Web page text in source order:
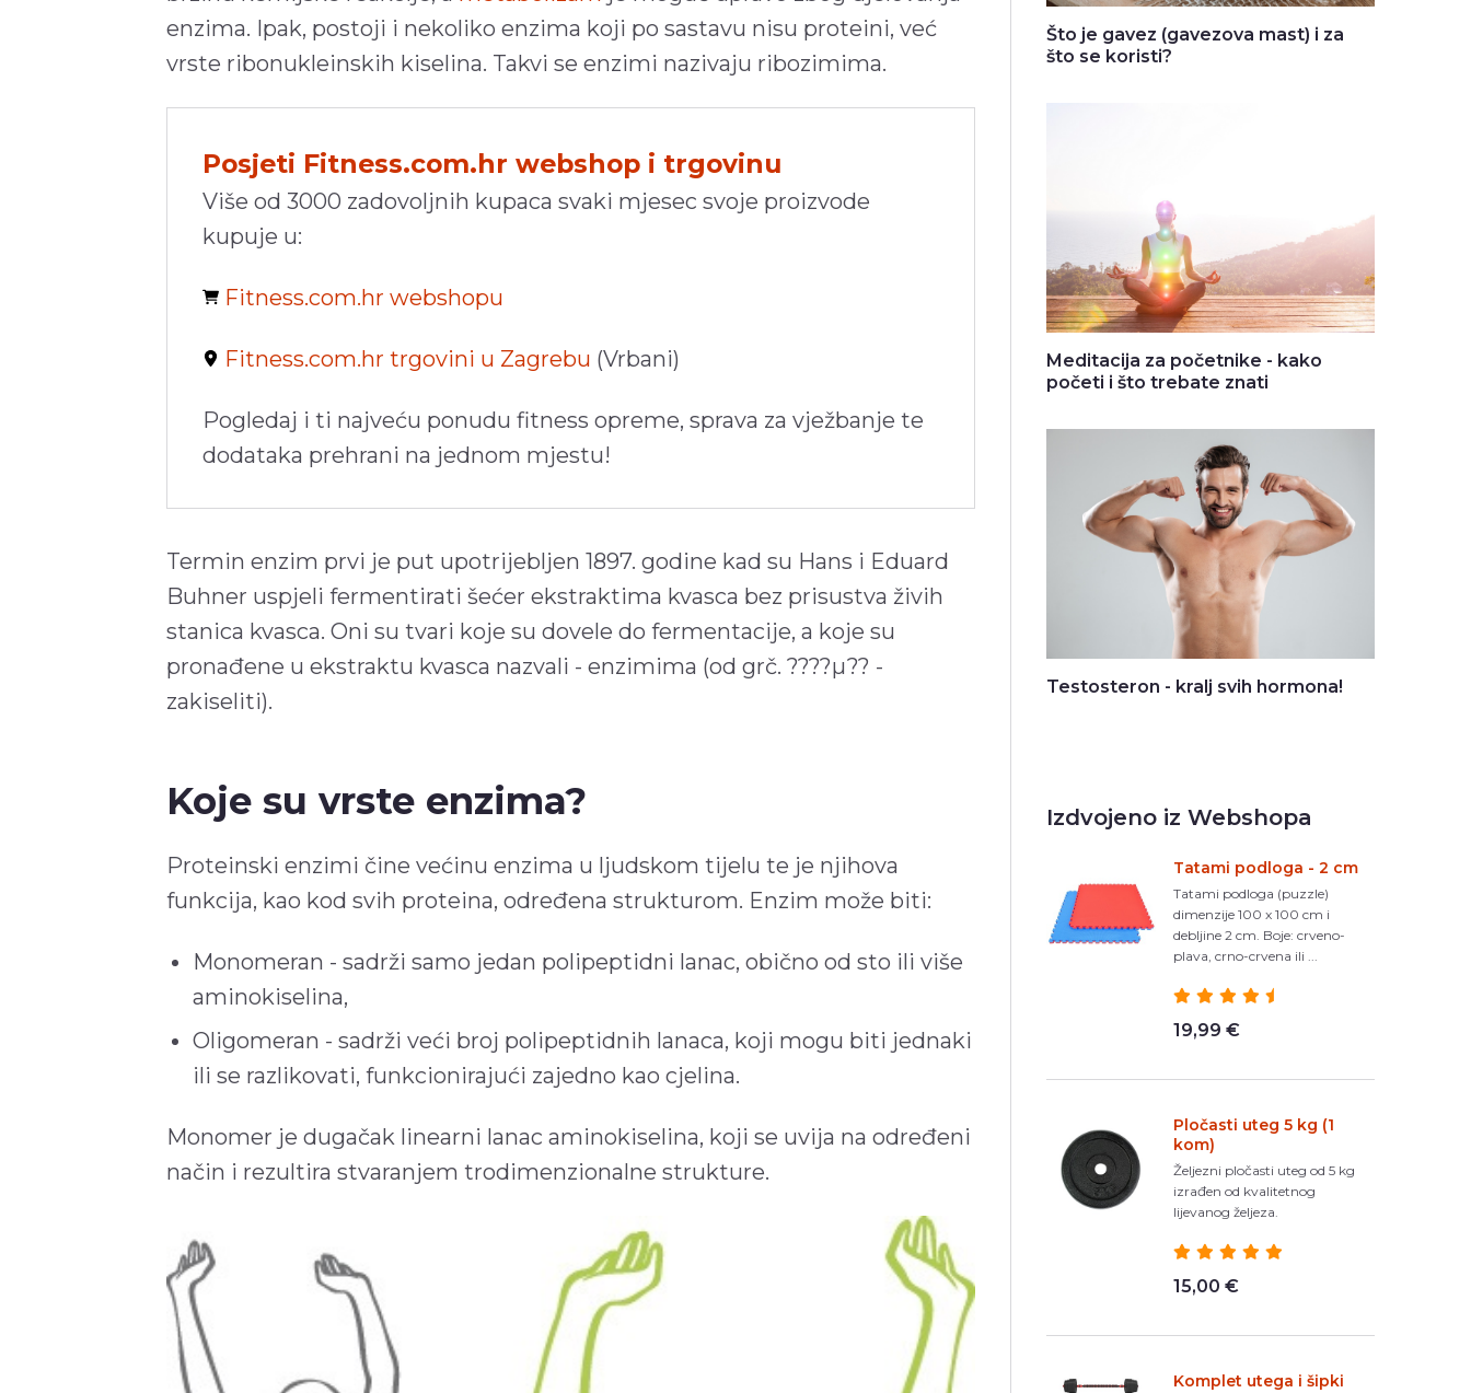
enzima. Ipak, postoji i nekoliko enzima koji po sastavu nisu proteini, već
vrste ribonukleinskih kiselina. Takvi se enzimi nazivaju ribozimima.
Posjeti Fitness.com.hr webshop i trgovinu
Više od 3000 zadovoljnih kupaca svaki mjesec svoje proizvode
kupuje u:
Fitness.com.hr webshopu
Fitness.com.hr trgovini u Zagrebu (Vrbani)
Pogledaj i ti najveću ponudu fitness opreme, sprava za vježbanje te
dodataka prehrani na jednom mjestu!
Termin enzim prvi je put upotrijebljen 1897. godine kad su Hans i Eduard
Buhner uspjeli fermentirati šećer ekstraktima kvasca bez prisustva živih
stanica kvasca. Oni su tvari koje su dovele do fermentacije, a koje su
pronađene u ekstraktu kvasca nazvali - enzimima (od grč. ????µ?? -
zakiseliti).
Koje su vrste enzima?
Proteinski enzimi čine većinu enzima u ljudskom tijelu te je njihova
funkcija, kao kod svih proteina, određena strukturom. Enzim može biti:
Monomeran - sadrži samo jedan polipeptidni lanac, obično od sto ili više
aminokiselina,
Oligomeran - sadrži veći broj polipeptidnih lanaca, koji mogu biti jednaki
ili se razlikovati, funkcionirajući zajedno kao cjelina.
Monomer je dugačak linearni lanac aminokiselina, koji se uvija na određeni
način i rezultira stvaranjem trodimenzionalne strukture.
Što je gavez (gavezova mast) i za
što se koristi?
Meditacija za početnike - kako
početi i što trebate znati
Testosteron - kralj svih hormona!
Izdvojeno iz Webshopa
Tatami podloga - 2 cm
Tatami podloga (puzzle)
dimenzije 100 x 100 cm i
debljine 2 cm. Boje: crveno-
plava, crno-crvena ili ...
19,99 €
Pločasti uteg 5 kg (1
kom)
Željezni pločasti uteg od 5 kg
izrađen od kvalitetnog
lijevanog željeza.
15,00 €
Komplet utega i šipki